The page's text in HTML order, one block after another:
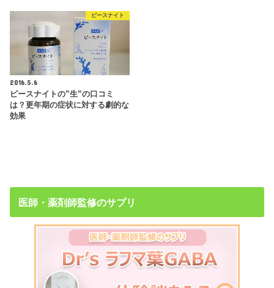
ピースナイト
2016.5.6
ピースナイトの”生”の口コミ
は？更年期の症状に対する劇的な
効果
医師・薬剤師監修のサプリ